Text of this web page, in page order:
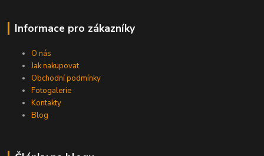
Informace pro zákazníky
O nás
Jak nakupovat
Obchodní podmínky
Fotogalerie
Kontakty
Blog